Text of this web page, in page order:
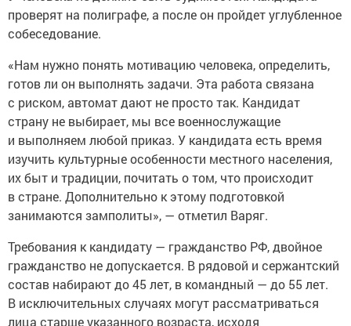
проверят на полиграфе, а после он пройдет углубленное
собеседование.
«Нам нужно понять мотивацию человека, определить,
готов ли он выполнять задачи. Эта работа связана
с риском, автомат дают не просто так. Кандидат
страну не выбирает, мы все военнослужащие
и выполняем любой приказ. У кандидата есть время
изучить культурные особенности местного населения,
их быт и традиции, почитать о том, что происходит
в стране. Дополнительно к этому подготовкой
занимаются замполиты», — отметил Варяг.
Требования к кандидату — гражданство РФ, двойное
гражданство не допускается. В рядовой и сержантский
состав набирают до 45 лет, в командный — до 55 лет.
В исключительных случаях могут рассматриваться
лица старше указанного возраста, исходя